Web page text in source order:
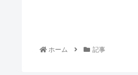
ホーム 記事